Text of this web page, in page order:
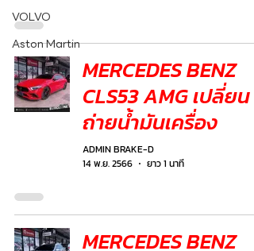
VOLVO
Aston Martin
MERCEDES BENZ
CLS53 AMG เปลี่ยน
ถ่ายน้ำมันเครื่อง
ADMIN BRAKE-D
14 พ.ย. 2566
ยาว 1 นาที
MERCEDES BENZ